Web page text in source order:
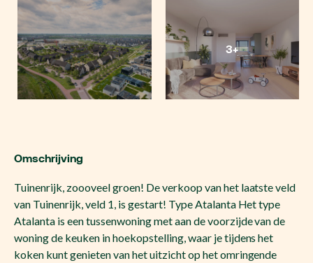
3+
Omschrijving
Tuinenrijk, zoooveel groen! De verkoop van het laatste veld
van Tuinenrijk, veld 1, is gestart! Type Atalanta Het type
Atalanta is een tussenwoning met aan de voorzijde van de
woning de keuken in hoekopstelling, waar je tijdens het
koken kunt genieten van het uitzicht op het omringende